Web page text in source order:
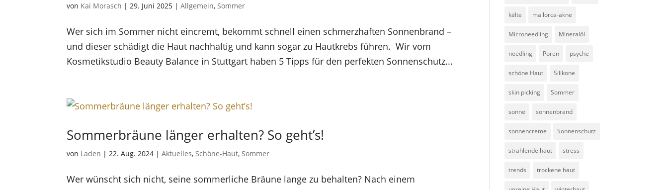
von Kai Morasch | 29. Juni 2025 |Allgemein, Sommer
Wer sich im Sommer nicht eincremt, bekommt schnell einen schmerzhaften Sonnenbrand –
und dieser schädigt die Haut nachhaltig und kann sogar zu Hautkrebs führen. Wir vom
Kosmetikstudio Beauty Balance in Stuttgart haben 5 Tipps für den perfekten Sonnenschutz...
Sommerbräune länger erhalten? So geht’s!
von Laden | 22. Aug. 2024 |Aktuelles, Schöne-Haut, Sommer
Wer wünscht sich nicht, seine sommerliche Bräune lange zu behalten? Nach einem
kälte mallorca-akne
Microneedling Mineralöl
needling Poren psyche
schöne Haut Silikone
skin picking Sommer
sonne sonnenbrand
sonnencreme Sonnenschutz
strahlende haut stress
trends trockene haut